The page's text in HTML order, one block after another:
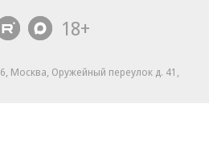
18+
Москва, Оружейный переулок д. 41,